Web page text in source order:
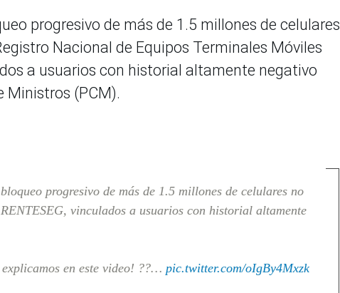
progresivo de más de 1.5 millones de celulares
Nacional de Equipos Terminales Móviles
a usuarios con historial altamente negativo
Ministros (PCM).
progresivo de más de 1.5 millones de celulares no
vinculados a usuarios con historial altamente
en este video! ??… pic.twitter.com/oIgBy4Mxzk